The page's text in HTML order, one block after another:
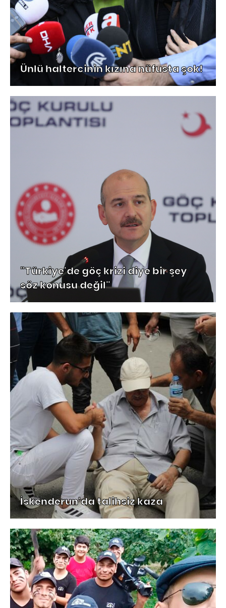
Ünlü haltercinin kızına nüfusta şok!
"Türkiye'de göç krizi diye bir şey
söz konusu değil"
İskenderun'da talihsiz kaza